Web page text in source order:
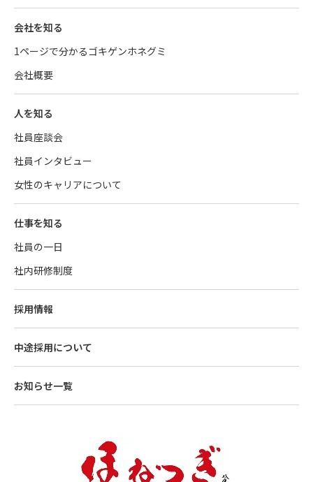
会社を知る
1ページで分かるゴキゲンホネグミ
会社概要
人を知る
社員座談会
社員インタビュー
女性のキャリアについて
仕事を知る
社員の一日
社内研修制度
採用情報
中途採用について
お知らせ一覧